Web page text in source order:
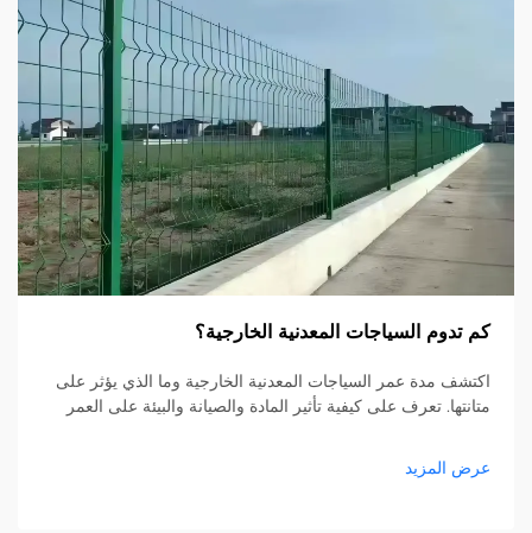
كم تدوم السياجات المعدنية الخارجية؟
اكتشف مدة عمر السياجات المعدنية الخارجية وما الذي يؤثر على
متانتها. تعرف على كيفية تأثير المادة والصيانة والبيئة على العمر
عرض المزيد